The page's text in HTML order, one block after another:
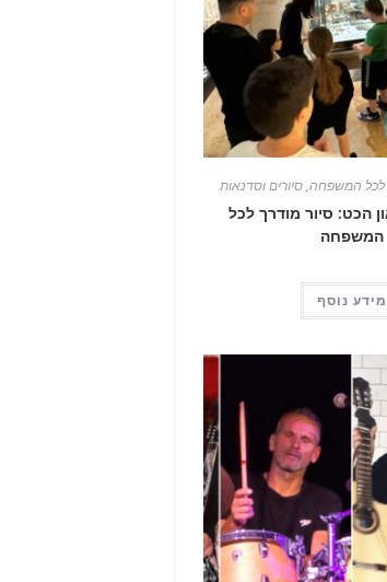
לכל המשפחה,סיורים וסדנאות
הכט: סיור מודרך לכל
המשפחה
מידע נוסף